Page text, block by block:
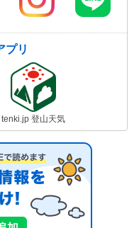
プリ
tenki.jp 登山天気